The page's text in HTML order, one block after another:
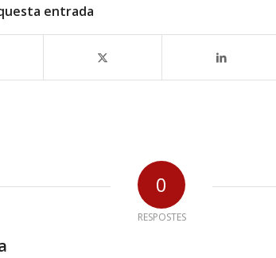
entrada
0
RESPOSTES